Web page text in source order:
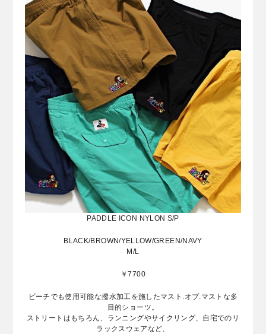
PADDLE ICON NYLON S/P
BLACK/BROWN/YELLOW/GREEN/NAVY
M/L
￥7700
ビーチでも使用可能な撥水加工を施したマスト.オブ.マストな多
目的ショーツ。
ストリートはもちろん、ランニングやサイクリング、自宅でのリ
ラックスウェアなど、